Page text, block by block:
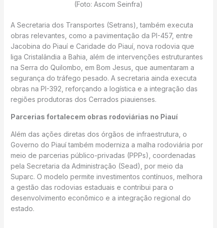
(Foto: Ascom Seinfra)
A Secretaria dos Transportes (Setrans), também executa
obras relevantes, como a pavimentação da PI-457, entre
Jacobina do Piauí e Caridade do Piauí, nova rodovia que
liga Cristalândia a Bahia, além de intervenções estruturantes
na Serra do Quilombo, em Bom Jesus, que aumentaram a
segurança do tráfego pesado. A secretaria ainda executa
obras na PI-392, reforçando a logística e a integração das
regiões produtoras dos Cerrados piauienses.
Parcerias fortalecem obras rodoviárias no Piauí
Além das ações diretas dos órgãos de infraestrutura, o
Governo do Piauí também moderniza a malha rodoviária por
meio de parcerias público-privadas (PPPs), coordenadas
pela Secretaria da Administração (Sead), por meio da
Suparc. O modelo permite investimentos contínuos, melhora
a gestão das rodovias estaduais e contribui para o
desenvolvimento econômico e a integração regional do
estado.